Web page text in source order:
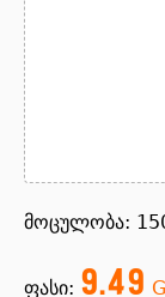
მოცულობა:
ფასი: 9.49